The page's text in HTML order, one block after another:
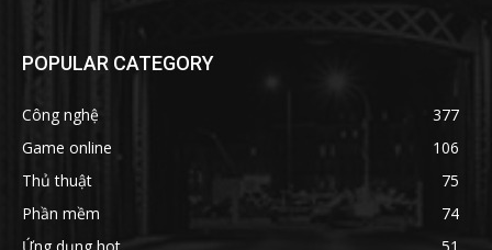
POPULAR CATEGORY
Công nghệ
377
Game online
106
Thủ thuật
75
Phần mềm
74